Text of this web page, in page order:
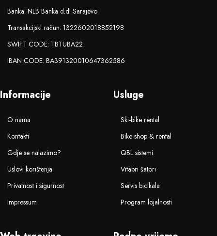
Banka: NLB Banka d.d. Sarajevo
Transakcijski račun: 1322602018852198
SWIFT CODE: TBTUBA22
IBAN CODE: BA391320010647362586
Informacije
O nama
Kontakti
Gdje se nalazimo?
Uslovi korištenja
Privatnost i sigurnost
Impressum
Usluge
Ski-bike rental
Bike shop & rental
QBL sistemi
Vitabri šatori
Servis bicikala
Program lojalnosti